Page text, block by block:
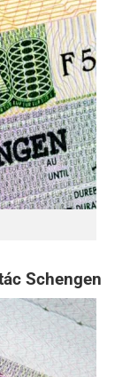
Schengen